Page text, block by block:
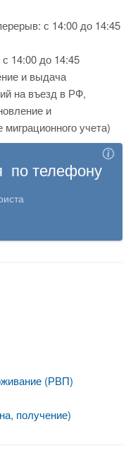
с 14:00 до 14:45
14:00 до 14:45
и выдача
на въезд в РФ,
и
учета)
(РВП)
получение)